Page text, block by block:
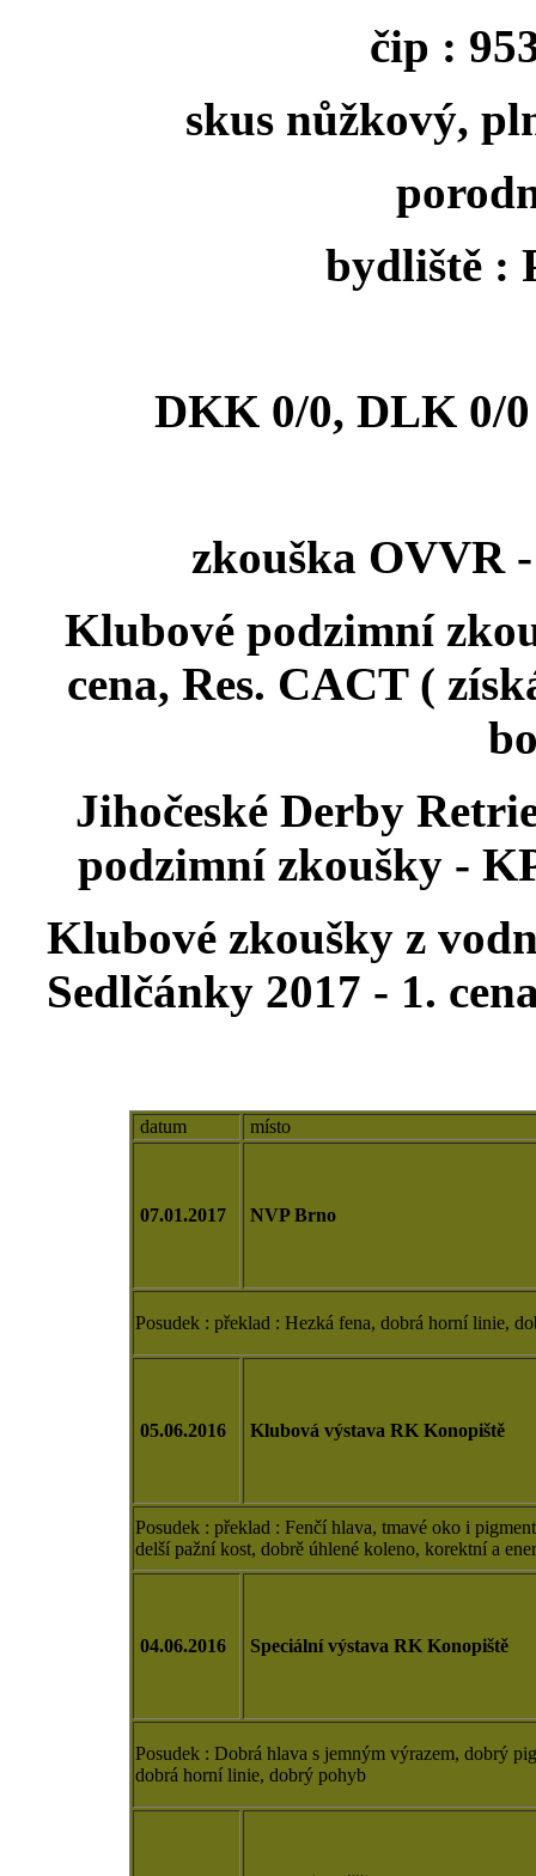
čip :
skus nůžkový,
bydliště :
DKK 0/0, DLK 0/0
zkouška OVVR
Klubové podzimní
cena, Res. CACT (
Jihočeské Derby
podzimní zkoušky -
Klubové zkoušky z
Sedlčánky 2017 - 1.
datum místo
07.01.2017 NVP Brno
Posudek : překlad : Hezká fena, dobrá horní linie,
05.06.2016 Klubová výstava RK Konopiště
Posudek : překlad : Fenčí hlava, tmavé oko i
delší pažní kost, dobrě úhlené koleno, korektní a
04.06.2016 Speciální výstava RK Konopiště
Posudek : Dobrá hlava s jemným výrazem, dobrý
dobrá horní linie, dobrý pohyb